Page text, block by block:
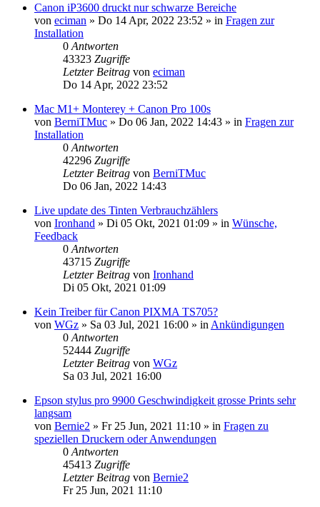
Canon iP3600 druckt nur schwarze Bereiche
von eciman » Do 14 Apr, 2022 23:52 » in Fragen zur
Installation
0 Antworten
43323 Zugriffe
Letzter Beitrag von eciman
Do 14 Apr, 2022 23:52
Mac M1+ Monterey + Canon Pro 100s
von BerniTMuc » Do 06 Jan, 2022 14:43 » in Fragen zur
Installation
0 Antworten
42296 Zugriffe
Letzter Beitrag von BerniTMuc
Do 06 Jan, 2022 14:43
Live update des Tinten Verbrauchzählers
von Ironhand » Di 05 Okt, 2021 01:09 » in Wünsche,
Feedback
0 Antworten
43715 Zugriffe
Letzter Beitrag von Ironhand
Di 05 Okt, 2021 01:09
Kein Treiber für Canon PIXMA TS705?
von WGz » Sa 03 Jul, 2021 16:00 » in Ankündigungen
0 Antworten
52444 Zugriffe
Letzter Beitrag von WGz
Sa 03 Jul, 2021 16:00
Epson stylus pro 9900 Geschwindigkeit grosse Prints sehr
langsam
von Bernie2 » Fr 25 Jun, 2021 11:10 » in Fragen zu
speziellen Druckern oder Anwendungen
0 Antworten
45413 Zugriffe
Letzter Beitrag von Bernie2
Fr 25 Jun, 2021 11:10